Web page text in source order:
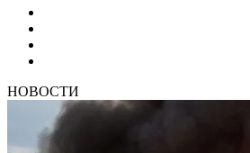
НОВОСТИ